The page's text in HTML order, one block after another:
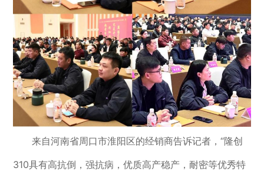
来自河南省周口市淮阳区的经销商告诉记者，“隆创
310具有高抗倒，强抗病，优质高产稳产，耐密等优秀特